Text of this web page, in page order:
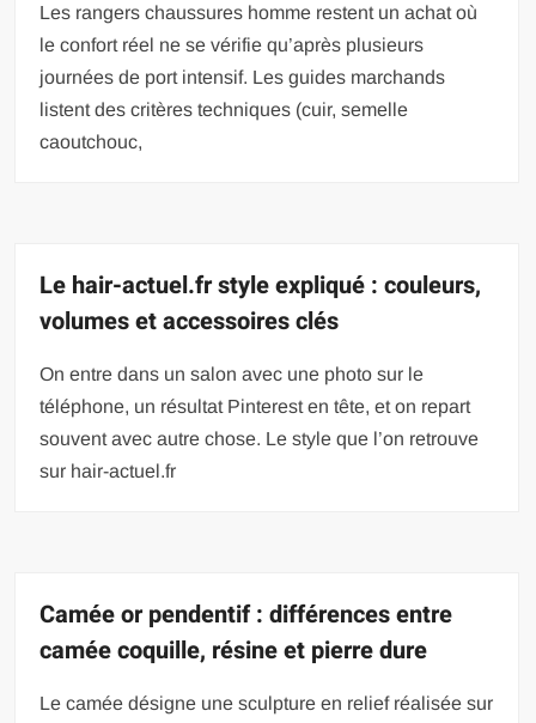
Les rangers chaussures homme restent un achat où
le confort réel ne se vérifie qu’après plusieurs
journées de port intensif. Les guides marchands
listent des critères techniques (cuir, semelle
caoutchouc,
Le hair-actuel.fr style expliqué : couleurs,
volumes et accessoires clés
On entre dans un salon avec une photo sur le
téléphone, un résultat Pinterest en tête, et on repart
souvent avec autre chose. Le style que l’on retrouve
sur hair-actuel.fr
Camée or pendentif : différences entre
camée coquille, résine et pierre dure
Le camée désigne une sculpture en relief réalisée sur